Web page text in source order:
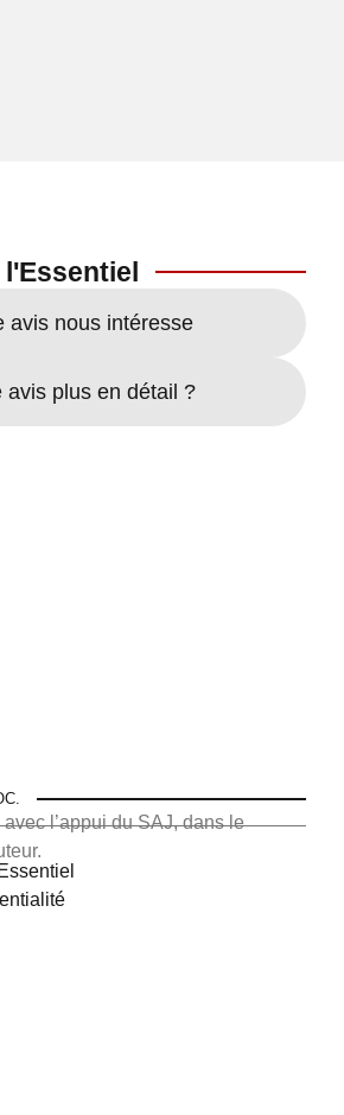
avis nous intéresse
avis plus en détail ?
l’appui du SAJ, dans le